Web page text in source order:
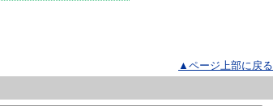
▲ページ上部に戻る